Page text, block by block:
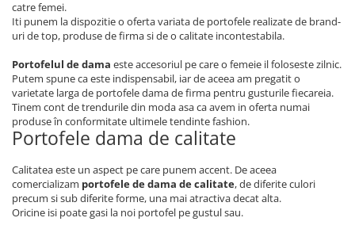
catre femei.
Iti punem la dispozitie o oferta variata de portofele realizate de brand-
uri de top, produse de firma si de o calitate incontestabila.
Portofelul de dama este accesoriul pe care o femeie il foloseste zilnic.
Putem spune ca este indispensabil, iar de aceea am pregatit o
varietate larga de portofele dama de firma pentru gusturile fiecareia.
Tinem cont de trendurile din moda asa ca avem in oferta numai
produse în conformitate ultimele tendinte fashion.
Portofele dama de calitate
Calitatea este un aspect pe care punem accent. De aceea
comercializam portofele de dama de calitate, de diferite culori
precum si sub diferite forme, una mai atractiva decat alta.
Oricine isi poate gasi la noi portofel pe gustul sau.